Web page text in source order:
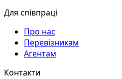
Для співпраці
Про нас
Перевізникам
Агентам
Контакти